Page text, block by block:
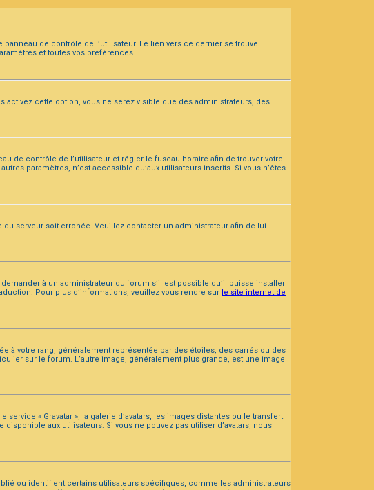
de contrôle de l’utilisateur. Le lien vers ce dernier se trouve
et toutes vos préférences.
activez cette option, vous ne serez visible que des administrateurs, des
de contrôle de l’utilisateur et régler le fuseau horaire afin de trouver votre
paramètres, n’est accessible qu’aux utilisateurs inscrits. Si vous n’êtes
serveur soit erronée. Veuillez contacter un administrateur afin de lui
à un administrateur du forum s’il est possible qu’il puisse installer
Pour plus d’informations, veuillez vous rendre sur le site internet de
à votre rang, généralement représentée par des étoiles, des carrés ou des
sur le forum. L’autre image, généralement plus grande, est une image
« Gravatar », la galerie d’avatars, les images distantes ou le transfert
aux utilisateurs. Si vous ne pouvez pas utiliser d’avatars, nous
ou identifient certains utilisateurs spécifiques, comme les administrateurs